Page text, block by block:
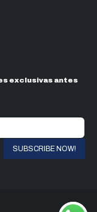
exclusivas antes